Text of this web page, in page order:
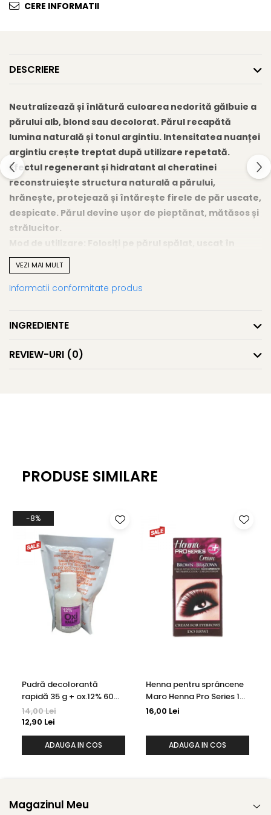
Gel fixare sprancene
Vopsea sprancene
Ser sprancene
CERE INFORMATII
DESCRIERE
Neutralizează și înlătură culoarea nedorită gălbuie a
părului alb, blond sau decolorat. Părul recapătă
lumina naturală și tonul argintiu. Intensitatea nuanței
argintiu crește treptat după utilizare repetată.
Efectul regenerant și hidratant al cheratinei
reconstruiește structura naturală a părului,
hrănește, protejează și întărește firele de păr uscate,
despicate. Părul devine ușor de pieptănat, mătăsos și
strălucitor.
Mod de utilizare: Folosiți pe părul spălat, uscat în
prosop. După 3-5 minute timp de acționare clătiți.
VEZI MAI MULT
Informatii conformitate produs
INGREDIENTE
REVIEW-URI (0)
PRODUSE SIMILARE
-8%
Pudră decolorantă
rapidă 35 g + ox.12% 60
ml Kallos
14,00 Lei
12,90 Lei
ADAUGA IN COS
Henna pentru sprâncene
Maro Henna Pro Series 15
ml
16,00 Lei
ADAUGA IN COS
Magazinul Meu